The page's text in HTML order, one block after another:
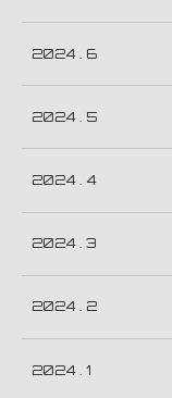
2024 . 6
2024 . 5
2024 . 4
2024 . 3
2024 . 2
2024 . 1